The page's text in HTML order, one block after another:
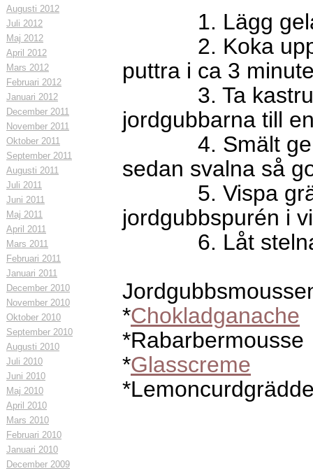
Augusti 2012
Juli 2012
Maj 2012
April 2012
Mars 2012
Februari 2012
Januari 2012
December 2011
November 2011
Oktober 2011
September 2011
Augusti 2011
Juli 2011
Juni 2011
Maj 2011
April 2011
Mars 2011
Februari 2011
Januari 2011
December 2010
November 2010
Oktober 2010
September 2010
Augusti 2010
Juli 2010
Juni 2010
Maj 2010
April 2010
Mars 2010
Februari 2010
Januari 2010
December 2009
1. Lägg
2. Koka upp
puttra i ca 3
3. Ta
jordgubbarna till
4. Smält
sedan svalna så
5. Vispa
jordgubbspurén i
6. Låt stelna i
*Chokladganache
*Rabarbermousse
*Glasscreme